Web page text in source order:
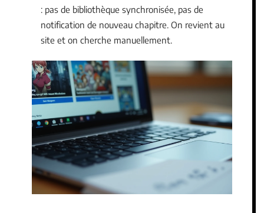
: pas de bibliothèque synchronisée, pas de
notification de nouveau chapitre. On revient au
site et on cherche manuellement.